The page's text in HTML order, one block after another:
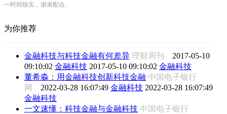
一时间核实，谢谢配合。
为你推荐
金融科技与科技金融有何差异 理财周刊 2017-05-10
09:10:02 金融科技 2017-05-10 09:10:02 金融科技
董希淼：用金融科技创新科技金融 中国电子银行
网 2022-03-28 16:07:49 金融科技 2022-03-28 16:07:49
金融科技
一文速懂：科技金融与金融科技 中国电子银行